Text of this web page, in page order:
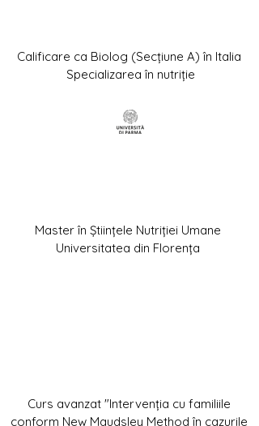
Calificare ca Biolog (Secțiune A) în Italia
Specializarea în nutriție
Master în Științele Nutriției Umane
Universitatea din Florența
Curs avanzat "Intervenția cu familiile
conform New Maudsley Method în cazurile